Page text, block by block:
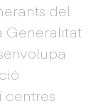
del
Generalitat
centres